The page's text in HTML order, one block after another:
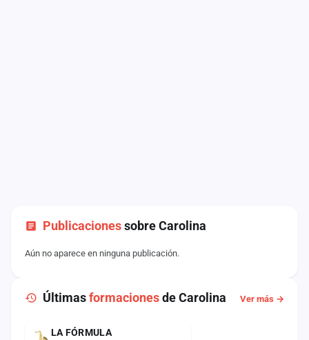
Publicacionessobre Carolina
Aún no aparece en ninguna publicación.
Últimasformacionesde Carolina Ver más →
ACTUALLA FÓRMULA